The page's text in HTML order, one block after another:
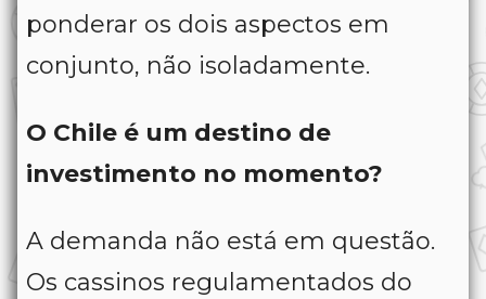
ponderar os dois aspectos em
conjunto, não isoladamente.
O Chile é um destino de
investimento no momento?
A demanda não está em questão.
Os cassinos regulamentados do